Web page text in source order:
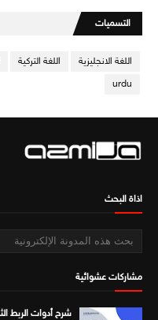
التسميات
اللغة الانجليزية اللغة التركية
urdu
اذاة البحث
مشاركات عشوائية